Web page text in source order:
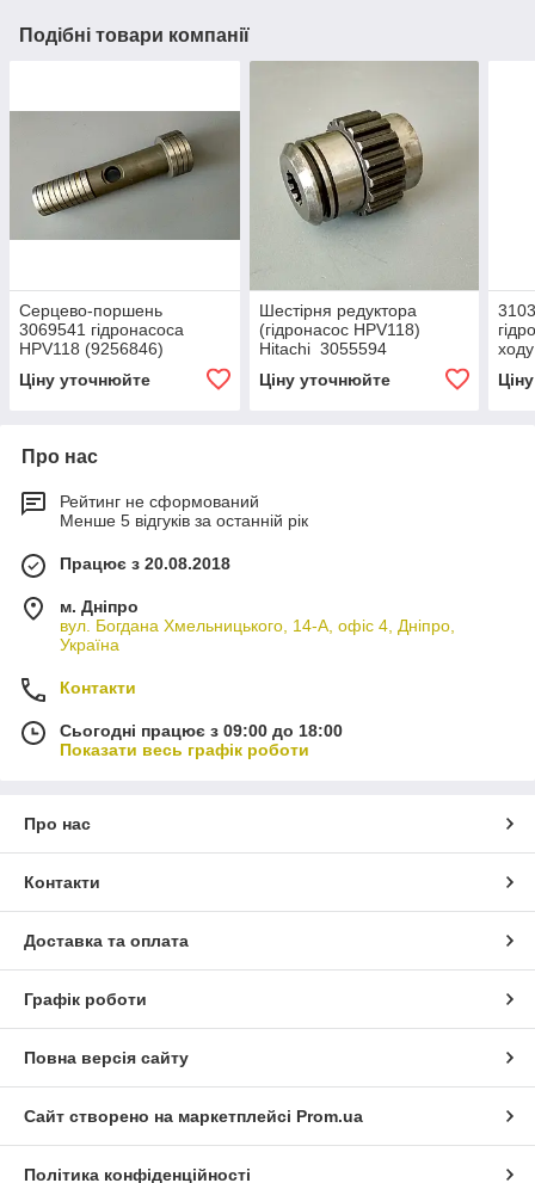
Подібні товари компанії
Серцево-поршень
3069541 гідронасоса
HPV118 (9256846)
Ціну уточнюйте
Шестірня редуктора
(гідронасос HPV118)
Hitachi 3055594
Ціну уточнюйте
Про нас
Рейтинг не сформований
Менше 5 відгуків за останній рік
Працює з 20.08.2018
м. Дніпро
вул. Богдана Хмельницького, 14-А, офіс 4, Дніпро,
Україна
Контакти
Сьогодні працює з 09:00 до 18:00
Показати весь графік роботи
Про нас
Контакти
Доставка та оплата
Графік роботи
Повна версія сайту
Сайт створено на маркетплейсі Prom.ua
Політика конфіденційності